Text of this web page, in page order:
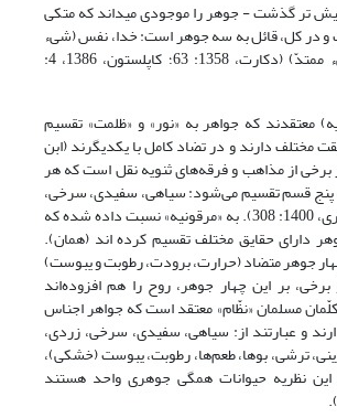
تر گذشت - جوهر را موجودی می‏داند که متکی
و در کل، قائل به سه جوهر است: خدا، نفس (شیء
متفکر)، جسم (شیء ممتدّ) (دکارت، 1358: 63؛ کاپلستون، 1386، 4:
معتقدند که جواهر به «نور» و «ظلمت» تقسیم
مختلف دارند و در تضاد کامل با یکدیگرند (ابن
1998: 52). از برخی از مذاهب و فرقه‌های ثنویه نقل است که هر
پنج قسم تقسیم می‌شود: سیاهی، سفیدی، سرخی،
زردی و سبزی (اشعرى، 1400: 308). به «مرقونیه» نسبت داده شده که
دارای حقایق مختلف تقسیم کرده اند (همان).
جوهر متضاد (حرارت، برودت، رطوبت و یبوست)
بر این چهار جوهر، روح را هم افزوده‌اند
مسلمان «نظّام» معتقد است که جواهر اجناس
و عبارتند از: سیاهی، سفیدی، سرخی، زردی،
ترشی، بوها، طعم‌ها، رطوبت، یبوست (خشکی)،
نظریه حیوانات همگی جوهری واحد هستند